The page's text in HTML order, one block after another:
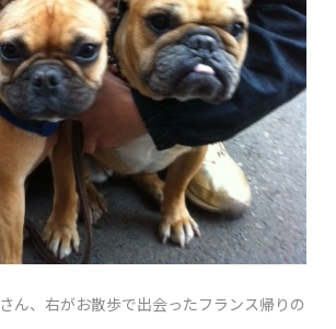
ん、右がお散歩で出会ったフランス帰りの